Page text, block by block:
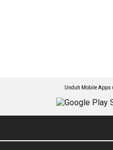
Unduh Mobile Apps